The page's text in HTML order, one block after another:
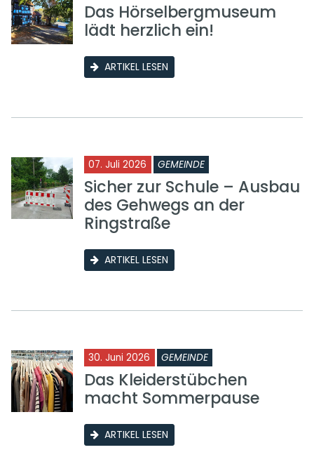
Das Hörselbergmuseum
lädt herzlich ein!
ARTIKEL LESEN
07. Juli 2026 GEMEINDE
Sicher zur Schule – Ausbau
des Gehwegs an der
Ringstraße
ARTIKEL LESEN
30. Juni 2026 GEMEINDE
Das Kleiderstübchen
macht Sommerpause
ARTIKEL LESEN